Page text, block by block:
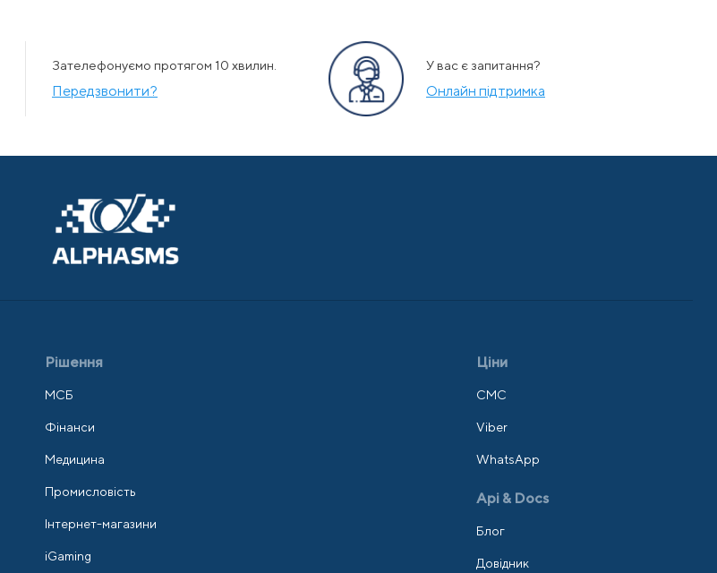
Зателефонуємо протягом 10 хвилин.
Передзвонити?
У вас є запитання?
Онлайн підтримка
Рішення
МСБ
Фінанси
Медицина
Промисловість
Інтернет-магазини
iGaming
Ціни
СМС
Viber
WhatsApp
Api & Docs
Блог
Довідник